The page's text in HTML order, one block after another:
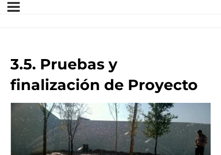
3.5. Pruebas y
finalización de Proyecto